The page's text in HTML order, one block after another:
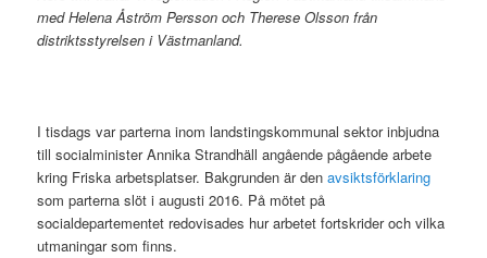
med Helena Åström Persson och Therese Olsson från
distriktsstyrelsen i Västmanland.
I tisdags var parterna inom landstingskommunal sektor inbjudna
till socialminister Annika Strandhäll angående pågående arbete
kring Friska arbetsplatser. Bakgrunden är denavsiktsförklaring
som parterna slöt i augusti 2016. På mötet på
socialdepartementet redovisades hur arbetet fortskrider och vilka
utmaningar som finns.